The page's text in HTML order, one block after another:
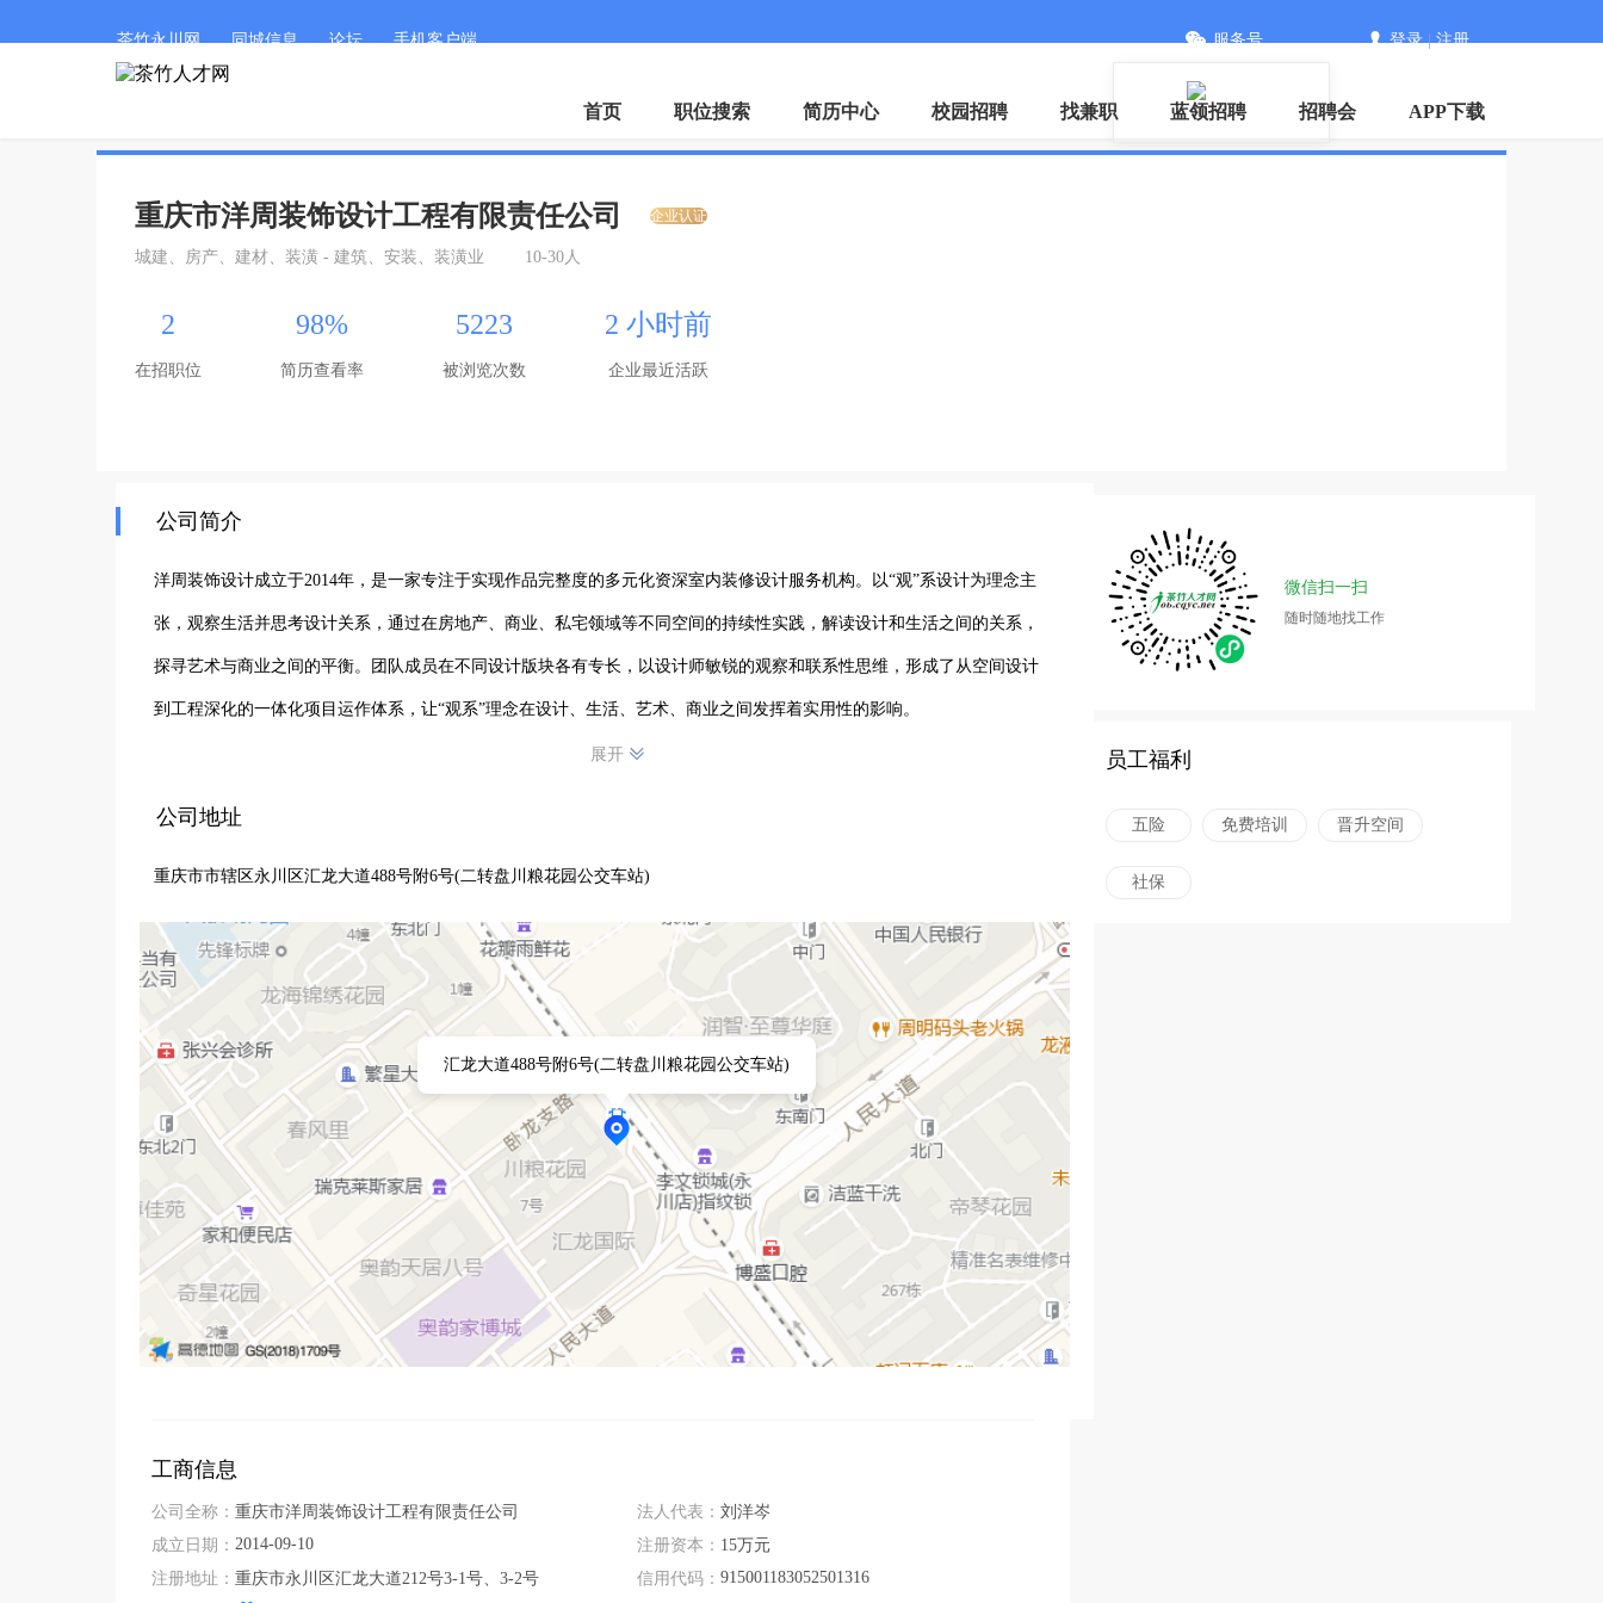
茶竹永川网 同城信息 论坛 手机客户端
微信
服务号 登录|注册
首页 职位搜索 简历中心 校园招聘 找兼职 蓝领招聘 招聘会 APP下载
重庆市洋周装饰设计工程有限责任公司 企业认证
城建、房产、建材、装潢 - 建筑、安装、装潢业 10-30人
2
在招职位
98%
简历查看率
5223
被浏览次数
2 小时前
企业最近活跃
公司简介
洋周装饰设计成立于2014年，是一家专注于实现作品完整度的多元化资深室内装修设计服务机构。以“观”系设计为理念主
张，观察生活并思考设计关系，通过在房地产、商业、私宅领域等不同空间的持续性实践，解读设计和生活之间的关系，
探寻艺术与商业之间的平衡。团队成员在不同设计版块各有专长，以设计师敏锐的观察和联系性思维，形成了从空间设计
到工程深化的一体化项目运作体系，让“观系”理念在设计、生活、艺术、商业之间发挥着实用性的影响。
展开
公司地址
重庆市市辖区永川区汇龙大道488号附6号(二转盘川粮花园公交车站)
汇龙大道488号附6号(二转盘川粮花园公交车站)
工商信息
公司全称： 重庆市洋周装饰设计工程有限责任公司
成立日期： 2014-09-10
注册地址： 重庆市永川区汇龙大道212号3-1号、3-2号
法人代表： 刘洋岑
注册资本： 15万元
信用代码： 915001183052501316
微信扫一扫
随时随地找工作
员工福利
五险 免费培训 晋升空间
社保